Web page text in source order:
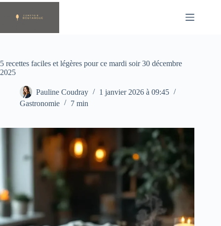
Passer
contenu
5 recettes faciles et légères pour ce mardi soir 30 décembre
2025
Pauline Coudray
1 janvier 2026 à 09:45
Gastronomie
7 min